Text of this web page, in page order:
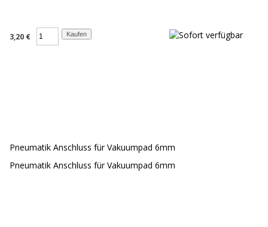
3,20 €
Pneumatik Anschluss für Vakuumpad 6mm
Pneumatik Anschluss für Vakuumpad 6mm